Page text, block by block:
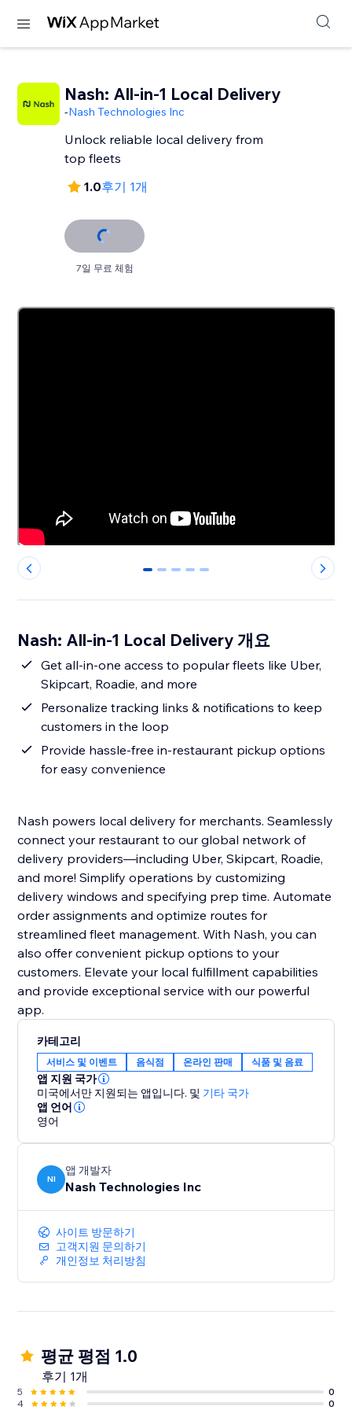
Nash: All-in-1 Local Delivery
-Nash Technologies Inc
Unlock reliable local delivery from
top fleets
1.0후기 1개
7일 무료 체험
0 1 2 3 4
Nash: All-in-1 Local Delivery 개요
Get all-in-one access to popular fleets like Uber,
Skipcart, Roadie, and more
Personalize tracking links & notifications to keep
customers in the loop
Provide hassle-free in-restaurant pickup options
for easy convenience
Nash powers local delivery for merchants. Seamlessly
connect your restaurant to our global network of
delivery providers—including Uber, Skipcart, Roadie,
and more! Simplify operations by customizing
delivery windows and specifying prep time. Automate
order assignments and optimize routes for
streamlined fleet management. With Nash, you can
also offer convenient pickup options to your
customers. Elevate your local fulfillment capabilities
and provide exceptional service with our powerful
app.
카테고리
서비스 및 이벤트 음식점 온라인 판매 식품 및 음료
앱 지원 국가
미국에서만 지원되는 앱입니다. 및 기타 국가
앱 언어
영어
NI
앱 개발자
Nash Technologies Inc
사이트 방문하기
고객지원 문의하기
개인정보 처리방침
평균 평점 1.0
후기 1개
5
0
4
0